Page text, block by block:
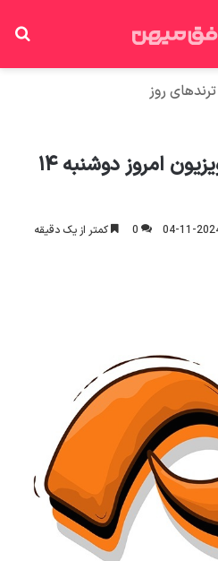
ترندهای روز
فیلم‌های سینمایی تلویزیون امروز دوشنبه ۱۴
0 کمتر از یک دقیقه